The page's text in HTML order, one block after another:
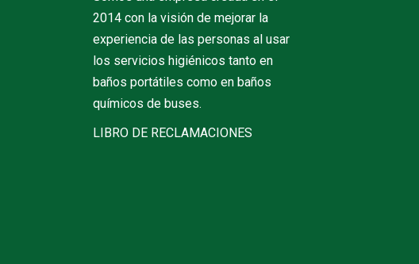
2014 con la visión de mejorar la
experiencia de las personas al usar
los servicios higiénicos tanto en
baños portátiles como en baños
químicos de buses.
LIBRO DE RECLAMACIONES